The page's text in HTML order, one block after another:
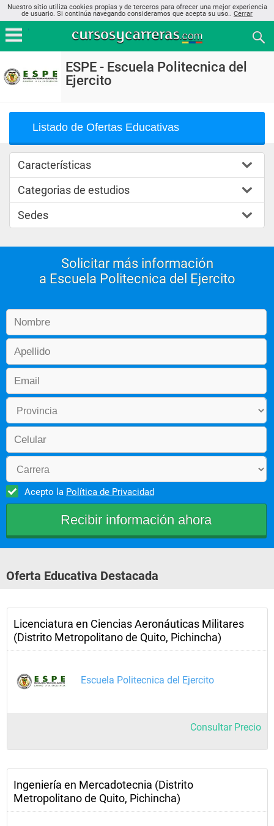
Nuestro sitio utiliza cookies propias y de terceros para ofrecer una mejor experiencia
de usuario. Si continúa navegando consideramos que acepta su uso.. Cerrar
ESPE - Escuela Politecnica del
Ejercito
Listado de Ofertas Educativas
Características
Categorias de estudios
Sedes
Solicitar más información
a Escuela Politecnica del Ejercito
Acepto la Política de Privacidad
Oferta Educativa Destacada
Licenciatura en Ciencias Aeronáuticas Militares
(Distrito Metropolitano de Quito, Pichincha)
Escuela Politecnica del Ejercito
Consultar Precio
Ingeniería en Mercadotecnia (Distrito
Metropolitano de Quito, Pichincha)